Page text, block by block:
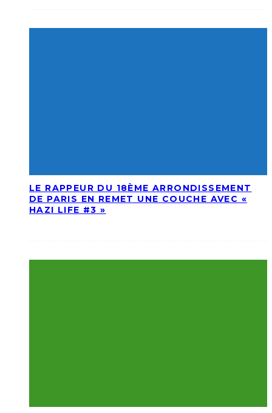
LE RAPPEUR DU 18ÈME ARRONDISSEMENT
DE PARIS EN REMET UNE COUCHE AVEC «
HAZI LIFE #3 »